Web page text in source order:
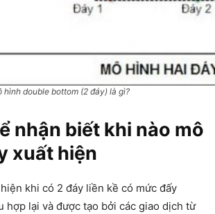
hình double bottom (2 đáy) là gì?
nhận biết khi nào mô
xuất hiện
khi có 2 đáy liền kề có mức đấy
hợp lại và được tạo bởi các giao dịch từ